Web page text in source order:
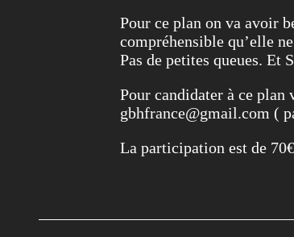
Pour ce plan on va avoir
compréhensible qu’elle
Pas de petites queues. Et
Pour candidater à ce
gbhfrance@gmail.com (
La participation est de 70€